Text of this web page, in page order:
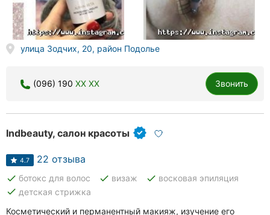
улица Зодчих, 20, район Подолье
(096) 190 XX XX Звонить
Indbeauty, салон красоты
4.7 22 отзыва
done ботокс для волос done визаж done восковая эпиляция
done детская стрижка
Косметический и перманентный макияж, изучение его